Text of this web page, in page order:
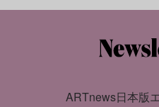
ARTnews日本版